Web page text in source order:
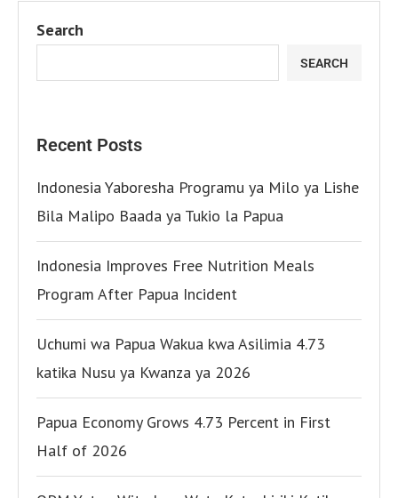
Search
SEARCH
Recent Posts
Indonesia Yaboresha Programu ya Milo ya Lishe
Bila Malipo Baada ya Tukio la Papua
Indonesia Improves Free Nutrition Meals
Program After Papua Incident
Uchumi wa Papua Wakua kwa Asilimia 4.73
katika Nusu ya Kwanza ya 2026
Papua Economy Grows 4.73 Percent in First
Half of 2026